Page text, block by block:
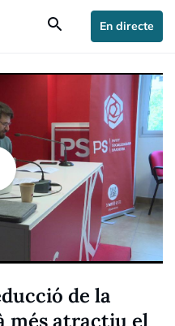
search En directe
de la
més atractiu el